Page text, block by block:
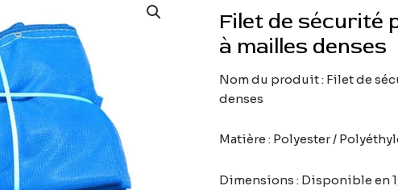
Filet de sécurité
à mailles denses
Nom du produit : Filet de
denses
Matière : Polyester /
Dimensions : Disponible en